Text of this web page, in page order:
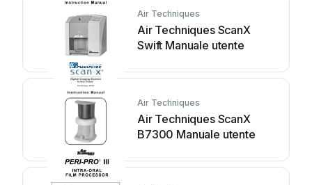
Air Techniques
Air Techniques ScanX
Swift Manuale utente
Air Techniques
Air Techniques ScanX
B7300 Manuale utente